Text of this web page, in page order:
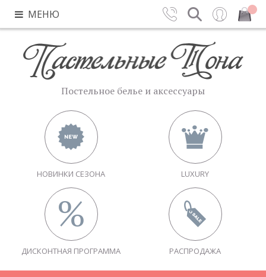
МЕНЮ Вход Закрыть
Постельное белье и аксессуары
НОВИНКИ СЕЗОНА LUXURY
ДИСКОНТНАЯ ПРОГРАММА РАСПРОДАЖА